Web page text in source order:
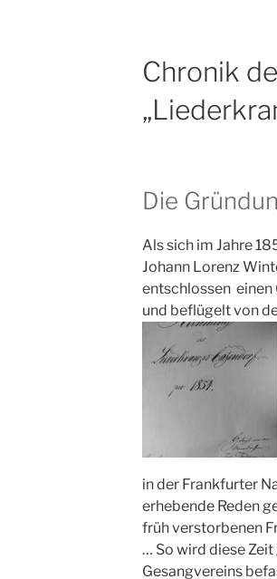
Chronik
Die
Als sich im Jahre
Johann Lorenz
entschlossen einen
und beflügelt von
in der Frankfurter
erhebende Reden
früh verstorbenen
… So wird diese
Gesangvereins